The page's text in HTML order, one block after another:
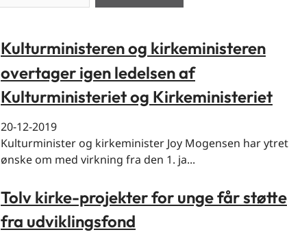
Kulturministeren og kirkeministeren
overtager igen ledelsen af
Kulturministeriet og Kirkeministeriet
20-12-2019
Kulturminister og kirkeminister Joy Mogensen har ytret
ønske om med virkning fra den 1. ja...
Tolv kirke-projekter for unge får støtte
fra udviklingsfond